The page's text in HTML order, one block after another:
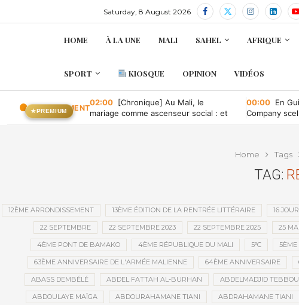
Saturday, 8 August 2026
HOME À LA UNE MALI SAHEL AFRIQUE
SPORT KIOSQUE OPINION VIDÉOS
EN CE MOMENT
★PREMIUM
02:00 [Chronique] Au Mali, le
mariage comme ascenseur social : et
00:00 En
Company
Home Tags
TAG:
12ÈME ARRONDISSEMENT 13ÈME ÉDITION DE LA RENTRÉE LITTÉRAIRE 16
22 SEPTEMBRE 22 SEPTEMBRE 2023 22 SEPTEMBRE 2025 25 MAI
4ÈME PONT DE BAMAKO 4ÈME RÉPUBLIQUE DU MALI 5°C 5ÈME
63ÈME ANNIVERSAIRE DE L'ARMÉE MALIENNE 64ÈME ANNIVERSAIRE
ABASS DEMBÉLÉ ABDEL FATTAH AL-BURHAN ABDELMADJID
ABDOULAYE MAÏGA ABDOURAHAMANE TIANI ABDRAHAMANE TIANI